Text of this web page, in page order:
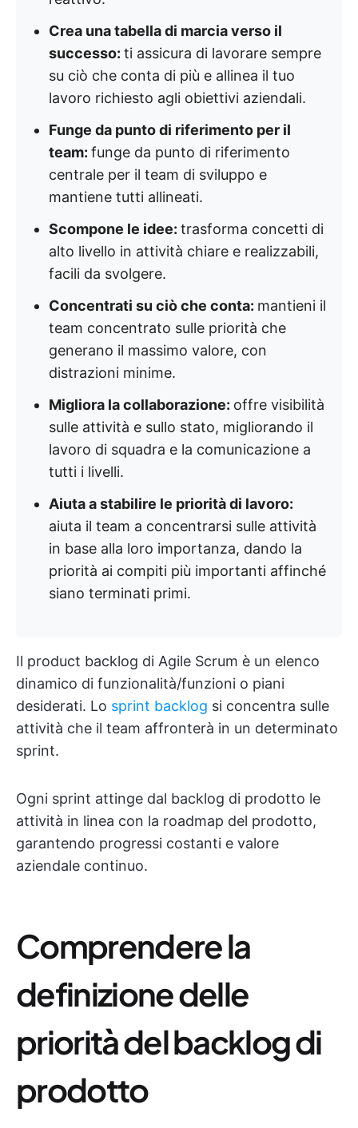
Crea una tabella di marcia verso il
successo: ti assicura di lavorare sempre
su ciò che conta di più e allinea il tuo
lavoro richiesto agli obiettivi aziendali.
Funge da punto di riferimento per il
team: funge da punto di riferimento
centrale per il team di sviluppo e
mantiene tutti allineati.
Scompone le idee: trasforma concetti di
alto livello in attività chiare e realizzabili,
facili da svolgere.
Concentrati su ciò che conta: mantieni il
team concentrato sulle priorità che
generano il massimo valore, con
distrazioni minime.
Migliora la collaborazione: offre visibilità
sulle attività e sullo stato, migliorando il
lavoro di squadra e la comunicazione a
tutti i livelli.
Aiuta a stabilire le priorità di lavoro:
aiuta il team a concentrarsi sulle attività
in base alla loro importanza, dando la
priorità ai compiti più importanti affinché
siano terminati primi.
Il product backlog di Agile Scrum è un elenco
dinamico di funzionalità/funzioni o piani
desiderati. Lo sprint backlog si concentra sulle
attività che il team affronterà in un determinato
sprint.
Ogni sprint attinge dal backlog di prodotto le
attività in linea con la roadmap del prodotto,
garantendo progressi costanti e valore
aziendale continuo.
Comprendere la
definizione delle
priorità del backlog di
prodotto